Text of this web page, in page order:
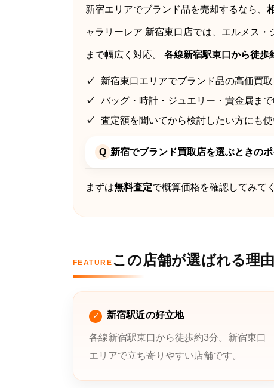
新宿エリアでブランド品を売却するなら、
ャラリーレア 新宿東口店では、エルメス
まで幅広く対応。 各線新宿駅東口から徒歩
新宿東口エリアでブランド品の高価買
バッグ・時計・ジュエリー・貴金属ま
査定額を聞いてから検討したい方にも
Q 新宿でブランド買取店を選ぶときの
まずは無料査定で概算価格を確認してみて
FEATURE この店舗が選ばれる理由
新宿駅近の好立地
各線新宿駅東口から徒歩約3分。新宿東口
エリアで立ち寄りやすい店舗です。